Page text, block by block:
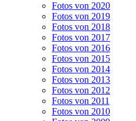
Fotos von 2020
Fotos von 2019
Fotos von 2018
Fotos von 2017
Fotos von 2016
Fotos von 2015
Fotos von 2014
Fotos von 2013
Fotos von 2012
Fotos von 2011
Fotos von 2010